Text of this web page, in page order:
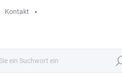
Kontakt